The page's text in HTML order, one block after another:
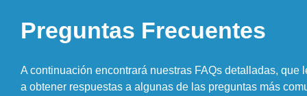
Preguntas Frecuentes
A continuación encontrará nuestras FAQs detalladas, que
a obtener respuestas a algunas de las preguntas más